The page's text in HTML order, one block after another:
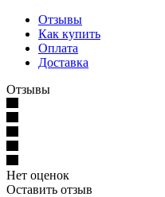
Отзывы
Как купить
Оплата
Доставка
Отзывы
Нет оценок
Оставить отзыв